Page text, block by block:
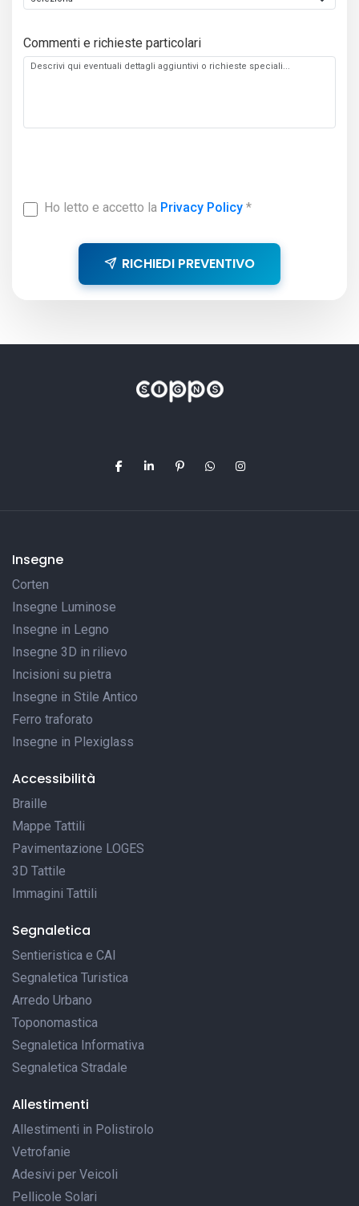
Commenti e richieste particolari
Ho letto e accetto la Privacy Policy*
RICHIEDI PREVENTIVO
Insegne
Corten
Insegne Luminose
Insegne in Legno
Insegne 3D in rilievo
Incisioni su pietra
Insegne in Stile Antico
Ferro traforato
Insegne in Plexiglass
Accessibilità
Braille
Mappe Tattili
Pavimentazione LOGES
3D Tattile
Immagini Tattili
Segnaletica
Sentieristica e CAI
Segnaletica Turistica
Arredo Urbano
Toponomastica
Segnaletica Informativa
Segnaletica Stradale
Allestimenti
Allestimenti in Polistirolo
Vetrofanie
Adesivi per Veicoli
Pellicole Solari